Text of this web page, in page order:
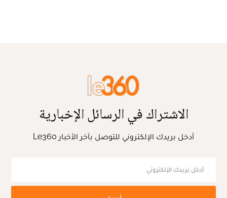
الاشتراك في الرسائل الإخبارية
أدخل بريدك الإلكتروني للتوصل بآخر الأخبار Le360